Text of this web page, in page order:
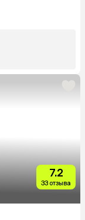
7.2
33 отзыва